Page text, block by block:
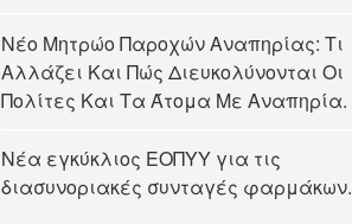
Νέο Μητρώο Παροχών Αναπηρίας: Τι
Αλλάζει Και Πώς Διευκολύνονται Οι
Πολίτες Και Τα Άτομα Με Αναπηρία.
Νέα εγκύκλιος ΕΟΠΥΥ για τις
διασυνοριακές συνταγές φαρμάκων.